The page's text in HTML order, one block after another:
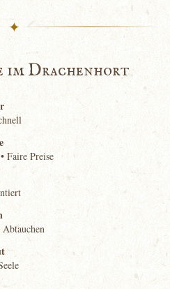
✦
im Drachenhort
Faire Preise